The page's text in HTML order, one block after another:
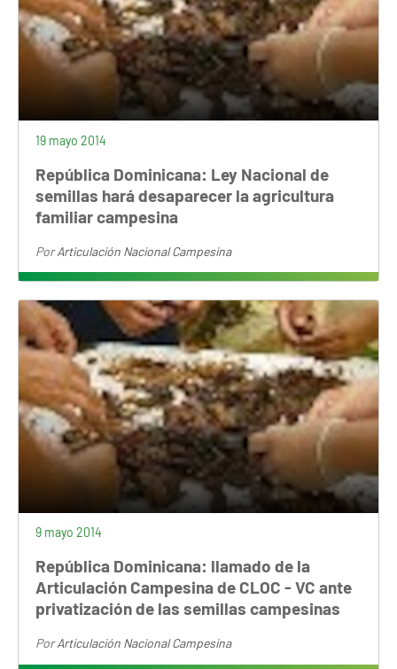
19 mayo 2014
República Dominicana: Ley Nacional de
semillas hará desaparecer la agricultura
familiar campesina
PorArticulación Nacional Campesina
9 mayo 2014
República Dominicana: llamado de la
Articulación Campesina de CLOC - VC ante
privatización de las semillas campesinas
PorArticulación Nacional Campesina